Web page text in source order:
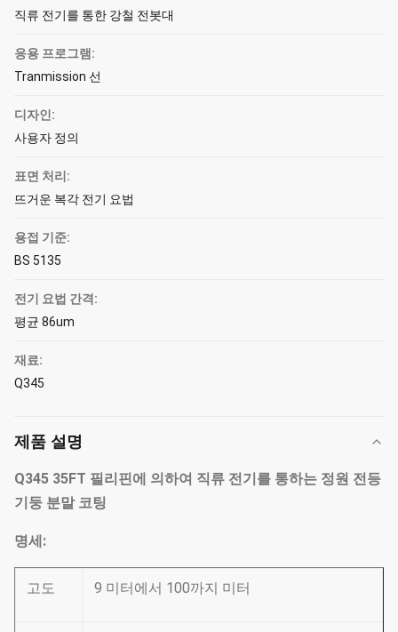
직류 전기를 통한 강철 전봇대
응용 프로그램:
Tranmission 선
디자인:
사용자 정의
표면 처리:
뜨거운 복각 전기 요법
용접 기준:
BS 5135
전기 요법 간격:
평균 86um
재료:
Q345
제품 설명
Q345 35FT 필리핀에 의하여 직류 전기를 통하는 정원 전등
기둥 분말 코팅
명세:
고도 9 미터에서 100까지 미터